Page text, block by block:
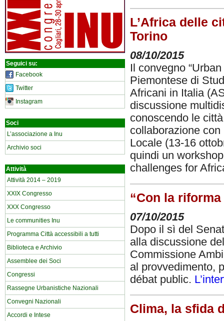
Seguici su:
Facebook
Twitter
Instagram
Soci
L’associazione a Inu
Archivio soci
Attività
Attività 2014 – 2019
XXIX Congresso
XXX Congresso
Le communities Inu
Programma Città accessibili a tutti
Biblioteca e Archivio
Assemblee dei Soci
Congressi
Rassegne Urbanistiche Nazionali
Convegni Nazionali
Accordi e Intese
L’Africa delle
Torino
08/10/2015
Il convegno
Piemontese di
Africani in Italia
discussione
conoscendo le
collaborazione
Locale (13-16
quindi un
challenges for
“Con la
07/10/2015
Dopo il sì del
alla discussione
Commissione
al provvedimento,
débat public.
Clima, la sfida